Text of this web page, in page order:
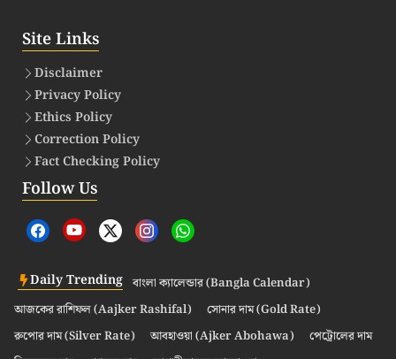
Site Links
Disclaimer
Privacy Policy
Ethics Policy
Correction Policy
Fact Checking Policy
Follow Us
Daily Trending বাংলা ক্যালেন্ডার (Bangla Calendar)
আজকের রাশিফল (Aajker Rashifal)
সোনার দাম (Gold Rate)
রুপোর দাম (Silver Rate)
আবহাওয়া (Ajker Abohawa)
পেট্রোলের দাম